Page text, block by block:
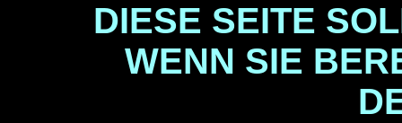
DIESE SEITE
WENN SIE